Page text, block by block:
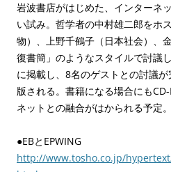
岩波書店がはじめた、インターネ
い試み。哲学者の中村雄二郎をホ
物）、上野千鶴子（日本社会）、
復書簡」のようなスタイルで討議
に掲載し、8名のゲストとの討議
版される。書籍になる場合にも
ネットとの融合がはかられる予定。
●EBとEPWING
http://www.tosho.co.jp/